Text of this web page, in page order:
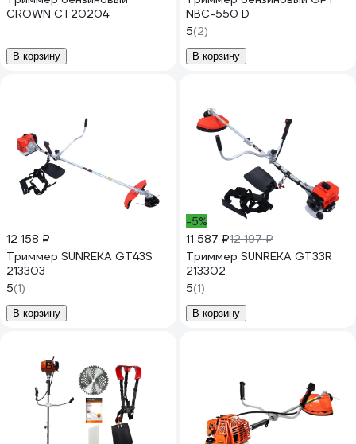
CROWN CT20204
В корзину
NBC-550 D
5(2)
В корзину
12 158 ₽
Триммер SUNREKA GT43S
213303
5(1)
В корзину
-5%
11 587 ₽12 197 ₽
Триммер SUNREKA GT33R
213302
5(1)
В корзину